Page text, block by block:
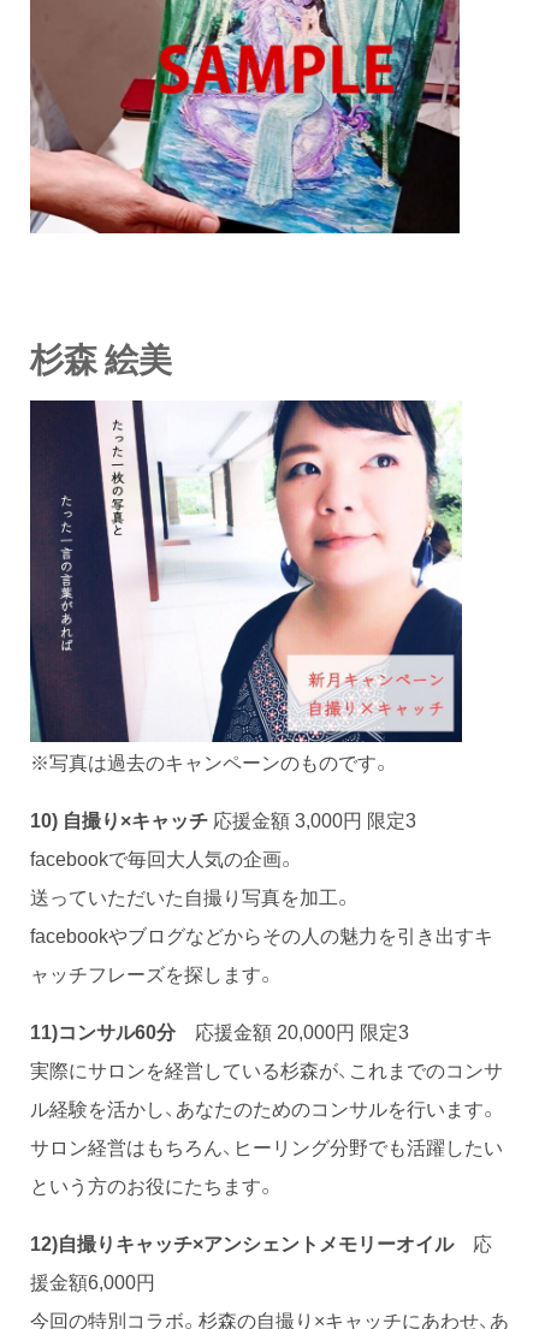
杉森 絵美
※写真は過去のキャンペーンのものです。
10) 自撮り×キャッチ 応援金額 3,000円 限定3
facebookで毎回大人気の企画。
送っていただいた自撮り写真を加工。
facebookやブログなどからその人の魅力を引き出すキ
ャッチフレーズを探します。
11)コンサル60分応援金額 20,000円 限定3
実際にサロンを経営している杉森が、これまでのコンサ
ル経験を活かし、あなたのためのコンサルを行います。
サロン経営はもちろん、ヒーリング分野でも活躍したい
という方のお役にたちます。
12)自撮りキャッチ×アンシェントメモリーオイル応
援金額6,000円
今回の特別コラボ。杉森の自撮り×キャッチにあわせ、あ